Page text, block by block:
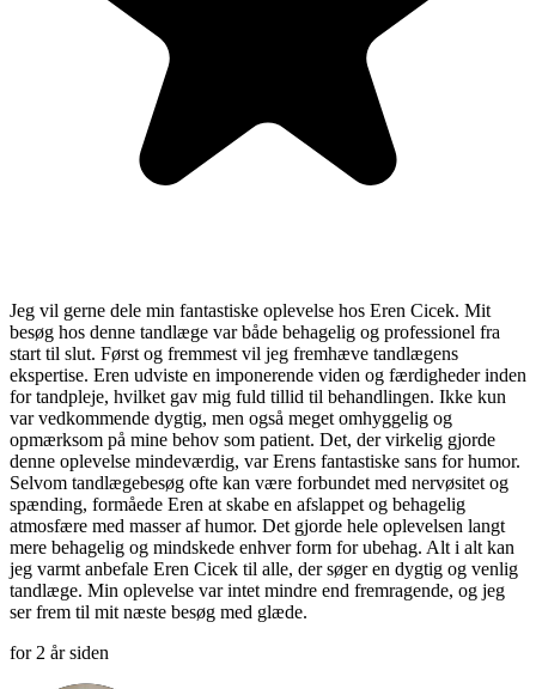
Jeg vil gerne dele min fantastiske oplevelse hos Eren Cicek. Mit
besøg hos denne tandlæge var både behagelig og professionel fra
start til slut. Først og fremmest vil jeg fremhæve tandlægens
ekspertise. Eren udviste en imponerende viden og færdigheder inden
for tandpleje, hvilket gav mig fuld tillid til behandlingen. Ikke kun
var vedkommende dygtig, men også meget omhyggelig og
opmærksom på mine behov som patient. Det, der virkelig gjorde
denne oplevelse mindeværdig, var Erens fantastiske sans for humor.
Selvom tandlægebesøg ofte kan være forbundet med nervøsitet og
spænding, formåede Eren at skabe en afslappet og behagelig
atmosfære med masser af humor. Det gjorde hele oplevelsen langt
mere behagelig og mindskede enhver form for ubehag. Alt i alt kan
jeg varmt anbefale Eren Cicek til alle, der søger en dygtig og venlig
tandlæge. Min oplevelse var intet mindre end fremragende, og jeg
ser frem til mit næste besøg med glæde.
for 2 år siden